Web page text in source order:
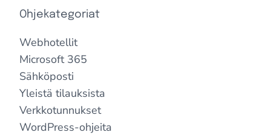
Ohjekategoriat
Webhotellit
Microsoft 365
Sähköposti
Yleistä tilauksista
Verkkotunnukset
WordPress-ohjeita